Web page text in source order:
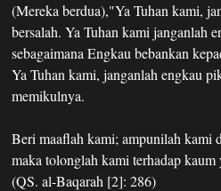
(Mereka berdua),"Ya Tuhan kami,
bersalah. Ya Tuhan kami janganlah
sebagaimana Engkau bebankan
Ya Tuhan kami, janganlah engkau
memikulnya.
Beri maaflah kami; ampunilah kami
maka tolonglah kami terhadap
(QS. al-Baqarah [2]: 286)